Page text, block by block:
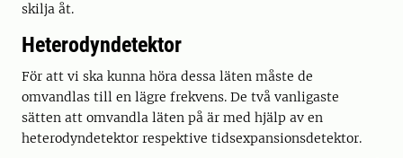
skilja åt.
Heterodyndetektor
För att vi ska kunna höra dessa läten måste de
omvandlas till en lägre frekvens. De två vanligaste
sätten att omvandla läten på är med hjälp av en
heterodyndetektor respektive tidsexpansionsdetektor.